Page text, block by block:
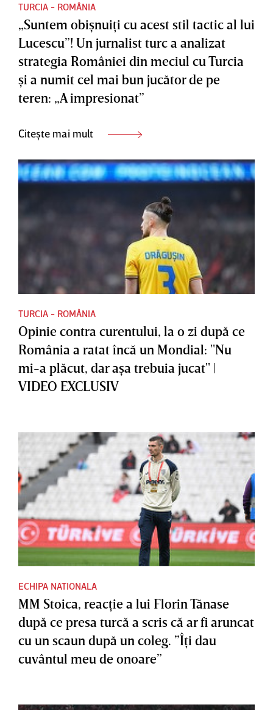
TURCIA - ROMÂNIA
„Suntem obişnuiţi cu acest stil tactic al lui
Lucescu”! Un jurnalist turc a analizat
strategia României din meciul cu Turcia
şi a numit cel mai bun jucător de pe
teren: „A impresionat”
Citește mai mult
TURCIA - ROMÂNIA
Opinie contra curentului, la o zi după ce
România a ratat încă un Mondial: "Nu
mi-a plăcut, dar aşa trebuia jucat" |
VIDEO EXCLUSIV
ECHIPA NATIONALA
MM Stoica, reacţie a lui Florin Tănase
după ce presa turcă a scris că ar fi aruncat
cu un scaun după un coleg. ”Îţi dau
cuvântul meu de onoare”